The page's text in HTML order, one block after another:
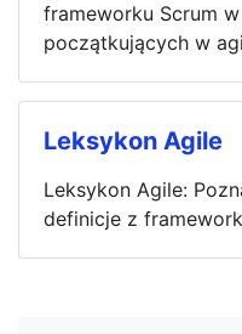
frameworku Scrum
początkujących w
Leksykon Agile
Leksykon Agile:
definicje z